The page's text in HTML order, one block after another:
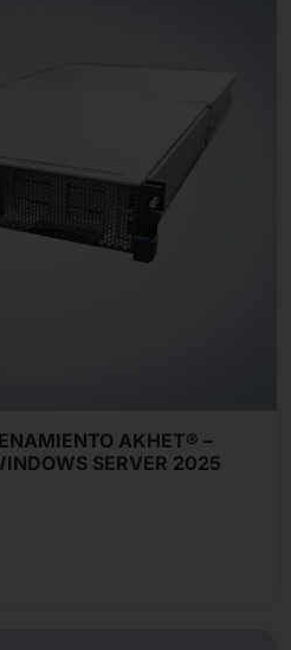
AKHET® –
SERVER 2025